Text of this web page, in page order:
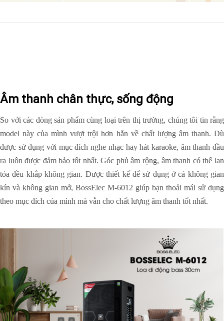
Âm thanh chân thực, sống động
So với các dòng sản phẩm cùng loại trên thị trường, chúng tôi tin rằng
model này của mình vượt trội hơn hẳn về chất lượng âm thanh. Dù
được sử dụng với mục đích nghe nhạc hay hát karaoke, âm thanh đầu
ra luôn được đảm bảo tốt nhất. Góc phủ âm rộng, âm thanh có thể lan
tỏa đều khắp không gian. Được thiết kế để sử dụng ở cả không gian
kín và không gian mở, BossElec M-6012 giúp bạn thoải mái sử dụng
theo mục đích của mình mà vẫn cho chất lượng âm thanh tốt nhất.